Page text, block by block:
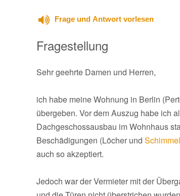
Frage und Antwort vorlesen
Fragestellung
Sehr geehrte Damen und Herren,
ich habe meine Wohnung in Berlin
übergeben. Vor dem Auszug habe ich
Dachgeschossausbau im Wohnhaus
Beschädigungen (Löcher und Schimmel
auch so akzeptiert.
Jedoch war der Vermieter mit der